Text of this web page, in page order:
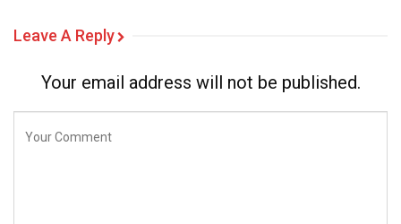
Leave A Reply
Your email address will not be published.